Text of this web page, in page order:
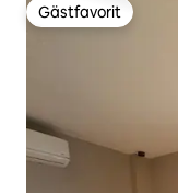
Gästfavorit
Gästfavorit